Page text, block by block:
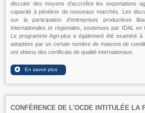
discuter des moyens d'accroître les exportations
capacité à pénétrer de nouveaux marchés. Les
sur la participation d'entreprises productives
internationales et régionales, soutenues par IDAL en
Le programme Agri-plus a également été examiné à
adoptées par un certain nombre de maisons de
ont obtenu des certificats de qualité internationaux.
CONFÉRENCE DE L'OCDE INTITULÉE LA